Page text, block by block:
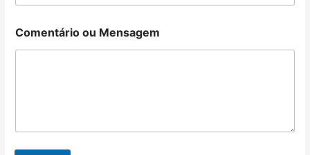
Comentário ou Mensagem